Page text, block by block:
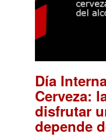
Día
Cerveza:
disfrutar
depende